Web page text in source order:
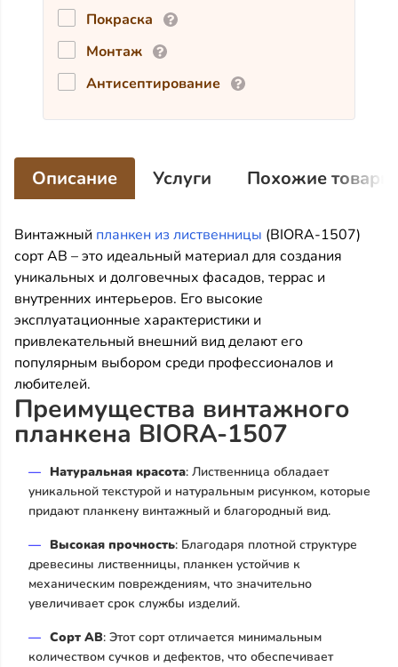
Покраска
Монтаж
Антисептирование
Описание Услуги Похожие товары
Винтажный планкен из лиственницы (BIORA-1507)
сорт АВ – это идеальный материал для создания
уникальных и долговечных фасадов, террас и
внутренних интерьеров. Его высокие
эксплуатационные характеристики и
привлекательный внешний вид делают его
популярным выбором среди профессионалов и
любителей.
Преимущества винтажного
планкена BIORA-1507
Натуральная красота: Лиственница обладает
уникальной текстурой и натуральным рисунком, которые
придают планкену винтажный и благородный вид.
Высокая прочность: Благодаря плотной структуре
древесины лиственницы, планкен устойчив к
механическим повреждениям, что значительно
увеличивает срок службы изделий.
Сорт АВ: Этот сорт отличается минимальным
количеством сучков и дефектов, что обеспечивает